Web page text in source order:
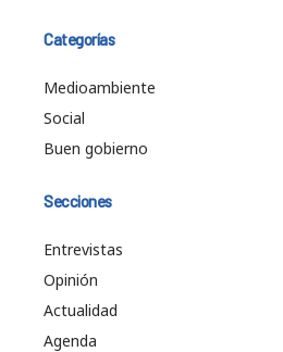
Categorías
Medioambiente
Social
Buen gobierno
Secciones
Entrevistas
Opinión
Actualidad
Agenda